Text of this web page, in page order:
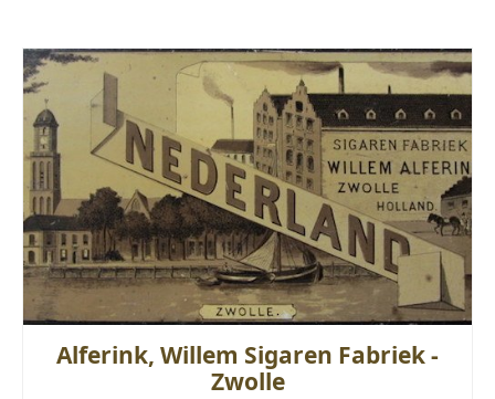
Alferink, Willem Sigaren Fabriek -
Zwolle